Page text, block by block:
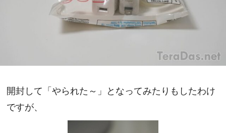
開封して「やられた～」となってみたりもしたわけ
ですが、